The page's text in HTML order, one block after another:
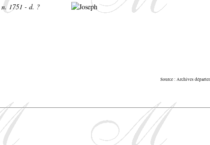
n. 1751 - d. ?
Source : Archives